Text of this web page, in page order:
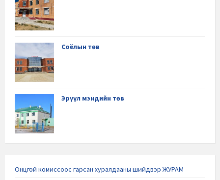
Соёлын төв
Эрүүл мэндийн төв
Онцгой комиссоос гарсан хуралдааны шийдвэр ЖУРАМ